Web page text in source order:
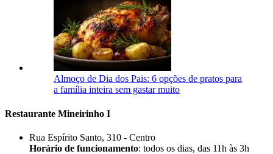
Almoço de Dia dos Pais: 6 opções de pratos para
a família inteira sem gastar muito
Restaurante Mineirinho I
Rua Espírito Santo, 310 - Centro
Horário de funcionamento: todos os dias, das 11h às 3h